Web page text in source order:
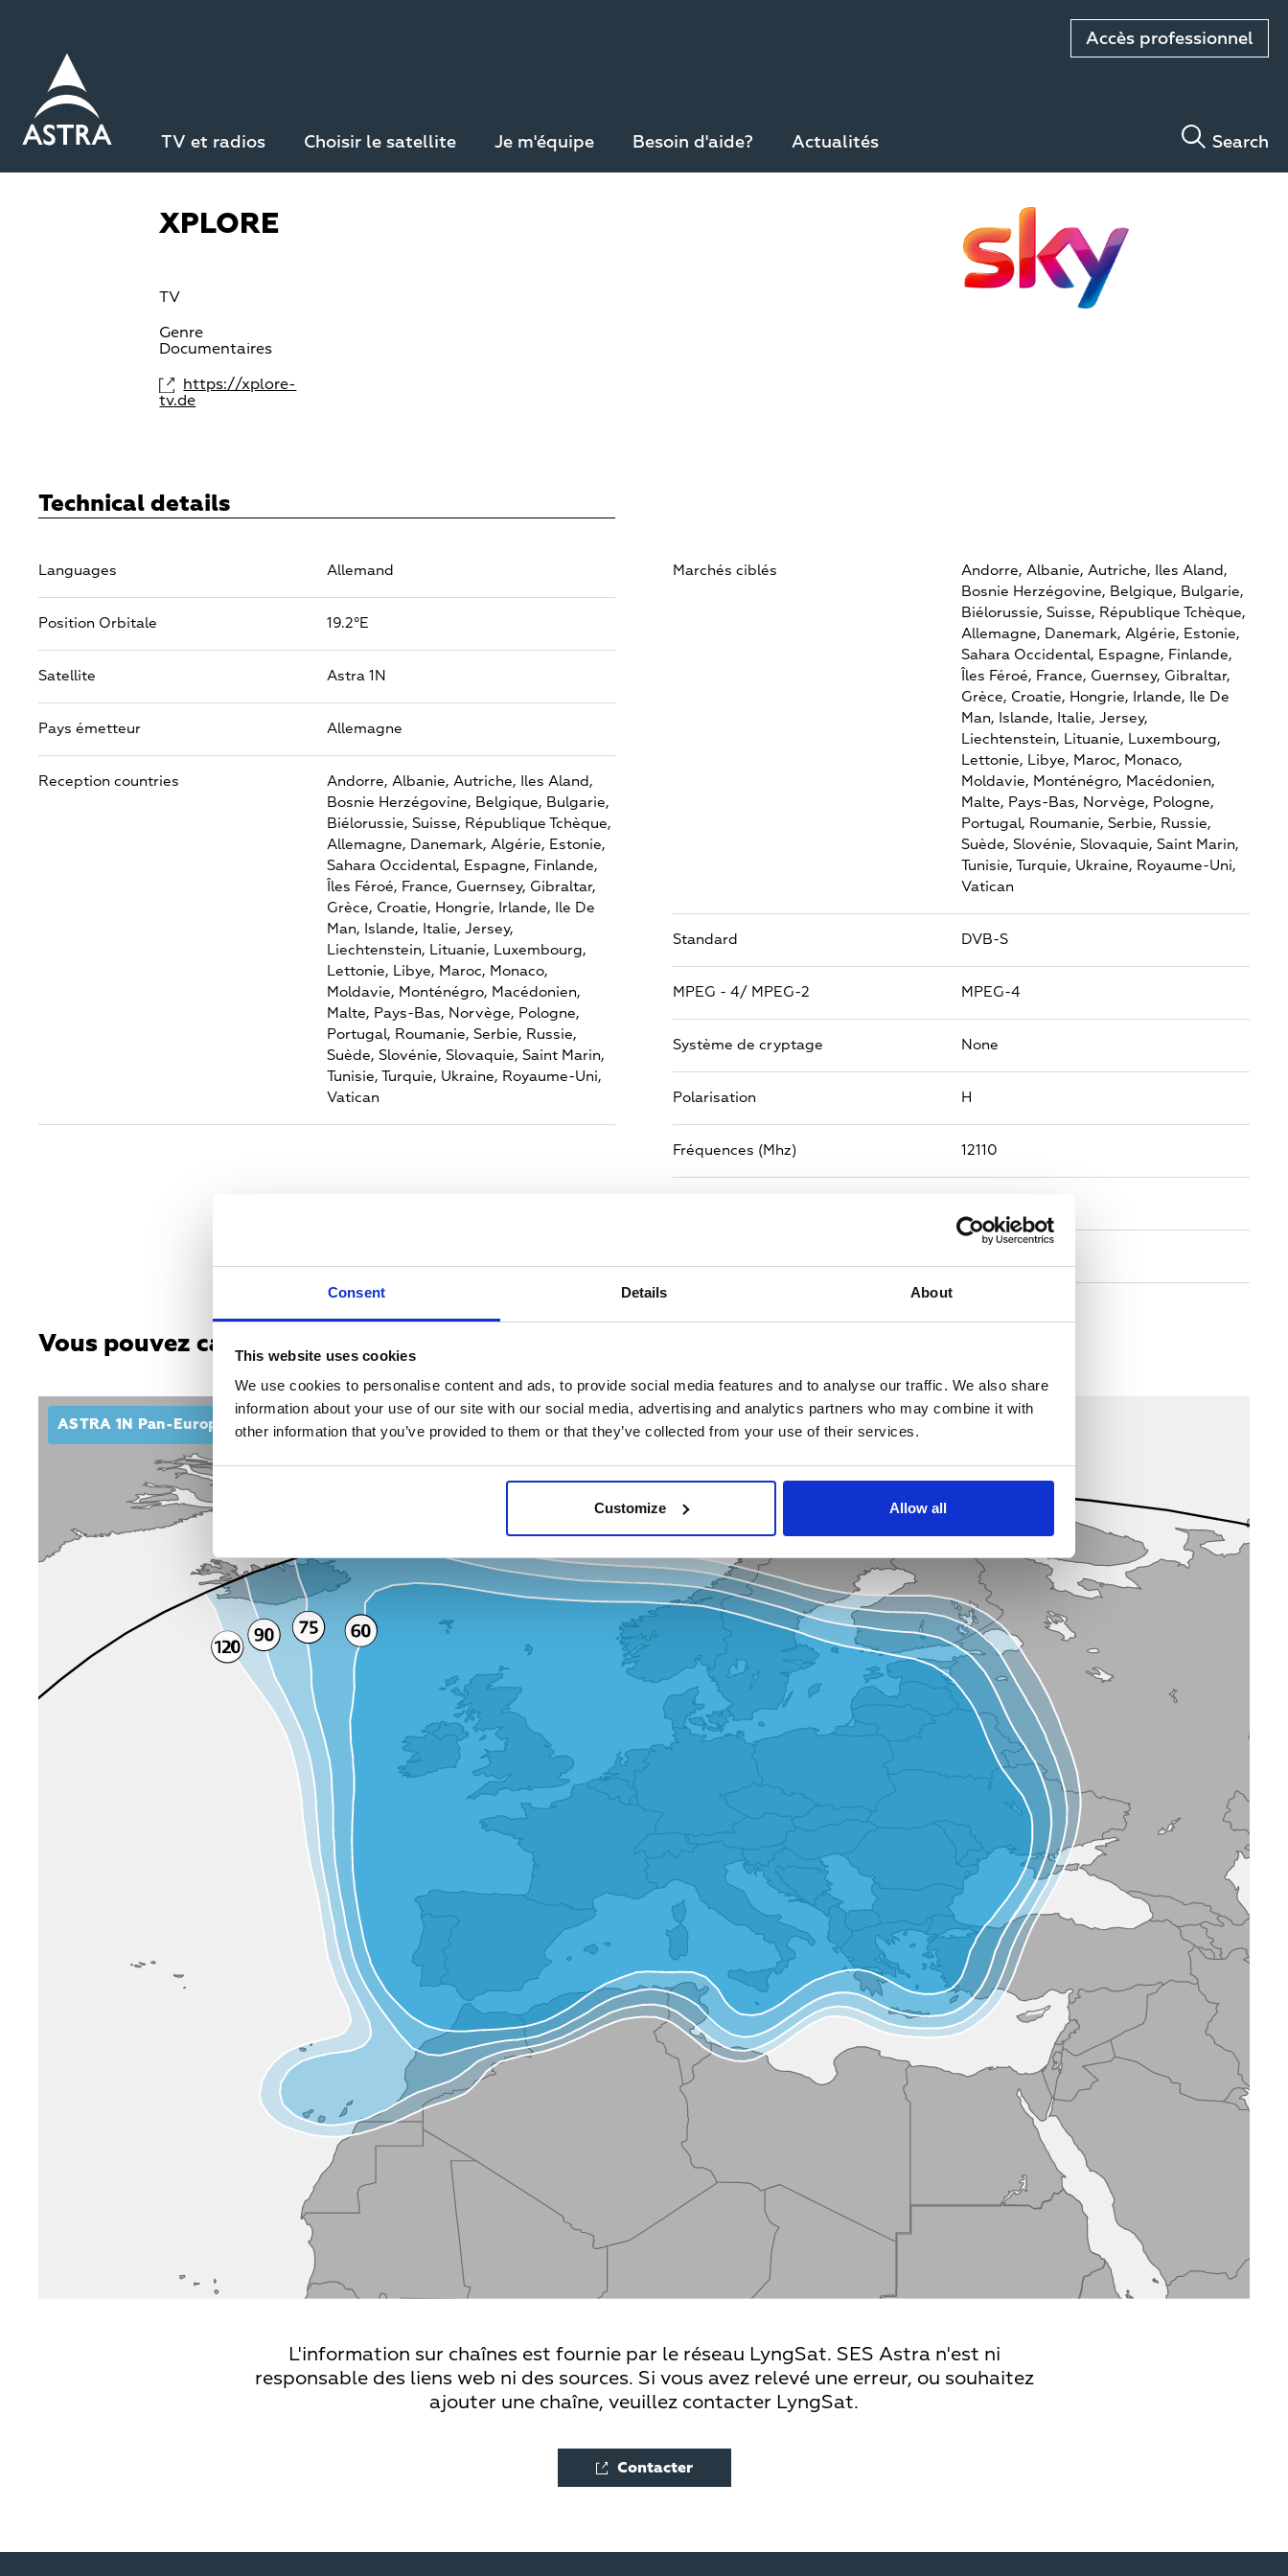
Consent Details About
This website uses cookies
We use cookies to personalise content and ads, to provide social media features and to analyse our traffic. We also share
information about your use of our site with our social media, advertising and analytics partners who may combine it with
other information that you’ve provided to them or that they’ve collected from your use of their services.
Customize Allow all
principal
Accès professionnel
Search
TV et radios Choisir le satellite Je m'équipe Besoin d'aide? Actualités
Retour à la liste des chaînes
XPLORE
TV
Genre
Documentaires
https://xplore-
tv.de
Technical details
Languages Allemand
Position Orbitale 19.2°E
Satellite Astra 1N
Pays émetteur Allemagne
Reception countries Andorre, Albanie, Autriche,
Iles Aland,
Bosnie Herzégovine, Belgique, Bulgarie,
Biélorussie, Suisse, République Tchèque,
Allemagne, Danemark, Algérie, Estonie,
Sahara Occidental, Espagne, Finlande,
Îles Féroé, France, Guernsey, Gibraltar,
Grèce, Croatie, Hongrie, Irlande,
Ile De
Man, Islande, Italie, Jersey,
Liechtenstein, Lituanie, Luxembourg,
Lettonie, Libye, Maroc, Monaco,
Moldavie, Monténégro, Macédonien,
Malte, Pays-Bas, Norvège, Pologne,
Portugal, Roumanie, Serbie, Russie,
Suède, Slovénie, Slovaquie, Saint Marin,
Tunisie, Turquie, Ukraine, Royaume-Uni,
Vatican
Marchés ciblés Andorre, Albanie, Autriche,
Iles Aland,
Bosnie Herzégovine, Belgique, Bulgarie,
Biélorussie, Suisse, République Tchèque,
Allemagne, Danemark, Algérie, Estonie,
Sahara Occidental, Espagne, Finlande,
Îles Féroé, France, Guernsey, Gibraltar,
Grèce, Croatie, Hongrie, Irlande,
Ile De
Man, Islande, Italie, Jersey,
Liechtenstein, Lituanie, Luxembourg,
Lettonie, Libye, Maroc, Monaco,
Moldavie, Monténégro, Macédonien,
Malte, Pays-Bas, Norvège, Pologne,
Portugal, Roumanie, Serbie, Russie,
Suède, Slovénie, Slovaquie, Saint Marin,
Tunisie, Turquie, Ukraine, Royaume-Uni,
Vatican
Standard DVB-S
MPEG - 4/ MPEG-2 MPEG-4
Système de cryptage None
Polarisation H
Fréquences (Mhz) 12110
Vous pouvez capter les chaînes dans cette région
ASTRA 1N Pan-European Ku-band beam
L'information sur chaînes est fournie par le réseau LyngSat. SES Astra n'est ni
responsable des liens web ni des sources. Si vous avez relevé une erreur, ou souhaitez
ajouter une chaîne, veuillez contacter LyngSat.
Contacter